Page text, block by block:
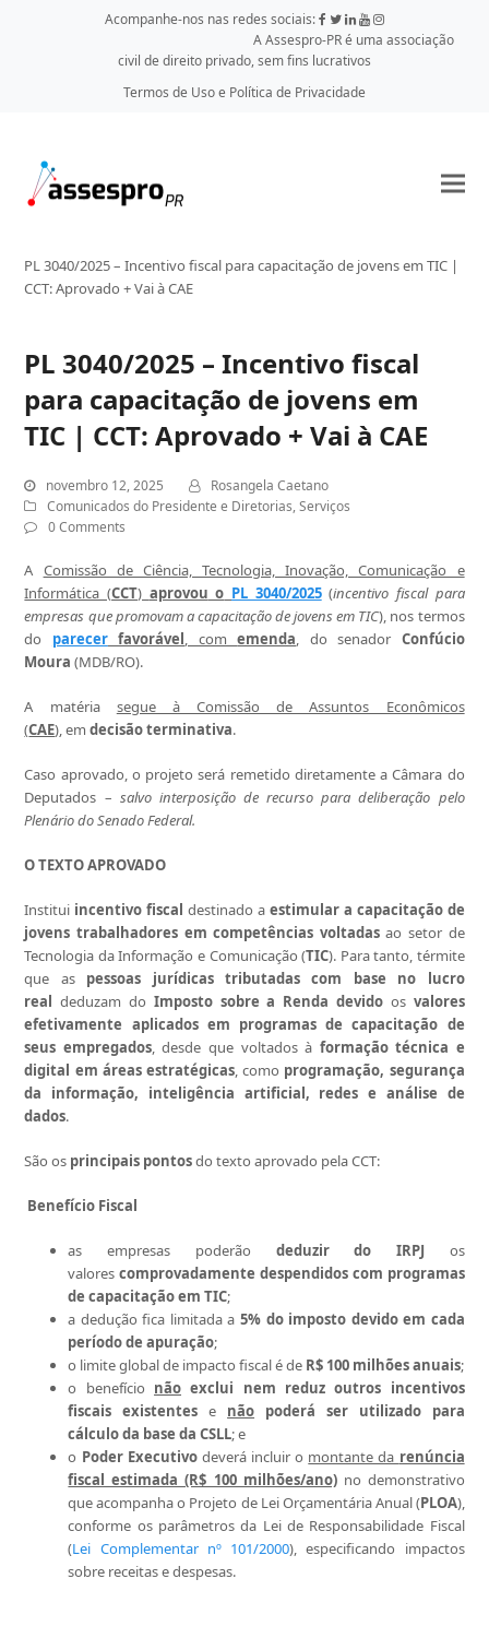
Acompanhe-nos nas redes sociais:
A Assespro-PR é uma associação
civil de direito privado, sem fins lucrativos
Termos de Uso e Política de Privacidade
PL 3040/2025 – Incentivo fiscal para capacitação de jovens em TIC |
CCT: Aprovado + Vai à CAE
PL 3040/2025 – Incentivo fiscal
para capacitação de jovens em
TIC | CCT: Aprovado + Vai à CAE
novembro 12, 2025
Rosangela Caetano
Comunicados do Presidente e Diretorias,Serviços
0 Comments
A Comissão de Ciência, Tecnologia, Inovação, Comunicação e
Informática (CCT) aprovou o PL 3040/2025(incentivo fiscal para
empresas que promovam a capacitação de jovens em TIC), nos termos
do parecerfavorável, comemenda, do senador Confúcio
Moura(MDB/RO).
A matéria segue à Comissão de Assuntos Econômicos
(CAE), emdecisão terminativa.
Caso aprovado, o projeto será remetido diretamente a Câmara do
Deputados – salvo interposição de recurso para deliberação pelo
Plenário do Senado Federal.
O TEXTO APROVADO
Institui incentivo fiscal destinado a estimular a capacitação de
jovens trabalhadores em competências voltadasao setor de
Tecnologia da Informação e Comunicação (TIC). Para tanto, térmite
que as pessoas jurídicas tributadas com base no lucro
real deduzam do Imposto sobre a Renda devido os valores
efetivamente aplicados em programas de capacitação de
seus empregados, desde que voltados à formação técnica e
digital em áreas estratégicas, como programação, segurança
da informação, inteligência artificial, redes e análise de
dados.
São os principais pontosdo texto aprovado pela CCT:
Benefício Fiscal
as empresas poderão deduzir do IRPJ os
valorescomprovadamente despendidos com programas
de capacitação em TIC;
a dedução fica limitada a 5% do imposto devido em cada
período de apuração;
o limite global de impacto fiscal é de R$ 100 milhões anuais;
o benefício não exclui nem reduz outros incentivos
fiscais existentes e não poderá ser utilizado para
cálculo da base da CSLL; e
o Poder Executivodeverá incluir o montante da renúncia
fiscal estimada (R$ 100 milhões/ano)no demonstrativo
que acompanha o Projeto de Lei Orçamentária Anual (PLOA),
conforme os parâmetros da Lei de Responsabilidade Fiscal
(Lei Complementar nº 101/2000), especificando impactos
sobre receitas e despesas.